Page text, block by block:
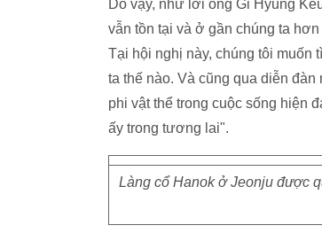
Do vậy, như lời ông Gi Hyung
vẫn tồn tại và ở gần chúng ta
Tại hội nghị này, chúng tôi muốn
ta thế nào. Và cũng qua diễn đàn
phi vật thể trong cuộc sống hiện
ấy trong tương lai".
Làng cổ Hanok ở Jeonju được